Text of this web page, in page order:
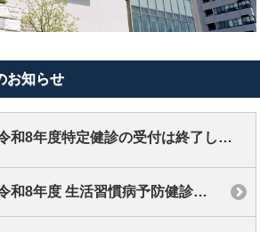
お知らせ
和8年度特定健診の受付は終了しました
生活習慣病予防健診を6月8日(月)より受付再開いたします